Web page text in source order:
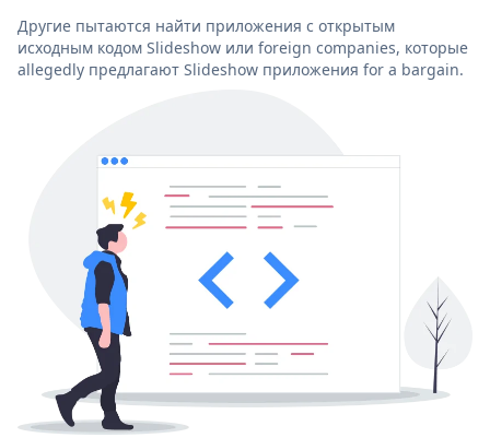
Другие пытаются найти приложения с открытым
исходным кодом Slideshow или foreign companies, которые
allegedly предлагают Slideshow приложения for a bargain.